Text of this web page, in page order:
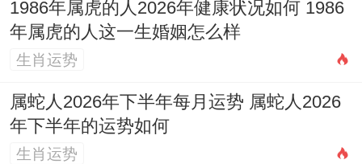
1986年属虎的人2026年健康状况如何 1986
年属虎的人这一生婚姻怎么样
生肖运势
属蛇人2026年下半年每月运势 属蛇人2026
年下半年的运势如何
生肖运势